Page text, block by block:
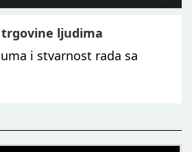
ljudima
i stvarnost rada sa